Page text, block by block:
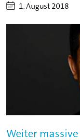
1. August 2018
Weiter